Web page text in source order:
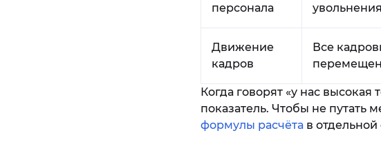
персонала
увольнения
Движение
кадров
Все
Когда говорят «у нас
показатель. Чтобы не путать
формулы расчёта в отдельной